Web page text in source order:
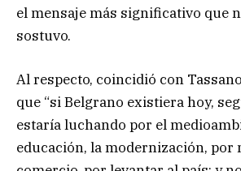
el mensaje más significativo que
sostuvo.
Al respecto, coincidió con
que “si Belgrano existiera hoy,
estaría luchando por el
educación, la modernización, por